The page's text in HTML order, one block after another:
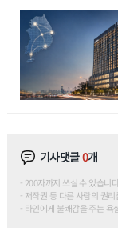
기사댓글0개
200자까지 쓰실 수 있습니
저작권 등 다른 사람의 권
타인에게 불쾌감을 주는 욕